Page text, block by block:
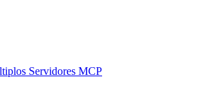
Servidores MCP